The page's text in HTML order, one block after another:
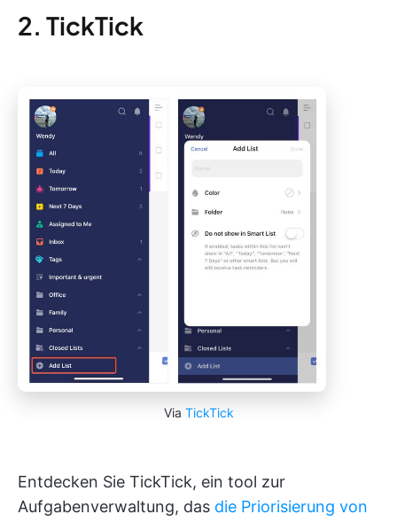
2. TickTick
Via TickTick
Entdecken Sie TickTick, ein tool zur
Aufgabenverwaltung, das die Priorisierung von